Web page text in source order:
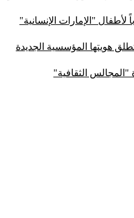
هويتها المؤسسية الجديدة
"المجالس الثقافية"